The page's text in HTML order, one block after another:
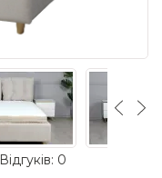
Відгуків: 0